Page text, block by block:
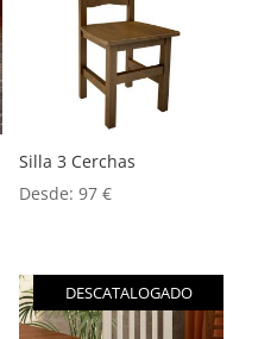
Silla 3 Cerchas
Desde:97€
DESCATALOGADO